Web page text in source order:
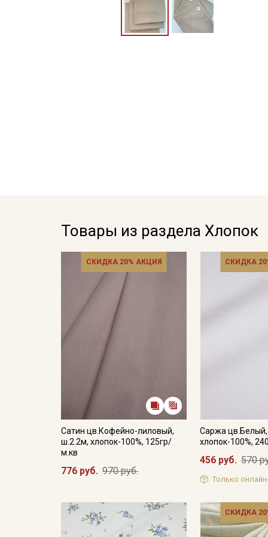
Товары из раздела Хлопок
СКИДКА 20% АКЦИЯ
Сатин цв.Кофейно-лиловый,
ш.2.2м, хлопок-100%, 125гр/
м.кв
776 руб. 970 руб.
СКИДКА
Саржа
хлопок-100%,
456 руб. 570
Только
СКИДКА